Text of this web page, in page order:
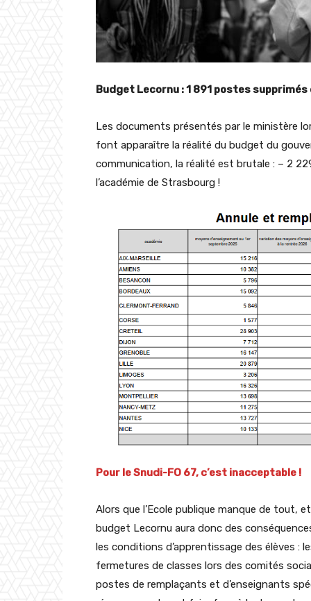
Budget Lecornu : 1 891 postes supprimés
Les documents présentés par le ministère
font apparaître la réalité du budget du
communication, la réalité est brutale : – 2
l’académie de Strasbourg !
Pour le Snudi-FO 67, c’est inacceptable !
Alors que l’Ecole publique manque de tout,
budget Lecornu aura donc des
les conditions d’apprentissage des élèves :
fermetures de classes lors des comités
postes de remplaçants et d’enseignants